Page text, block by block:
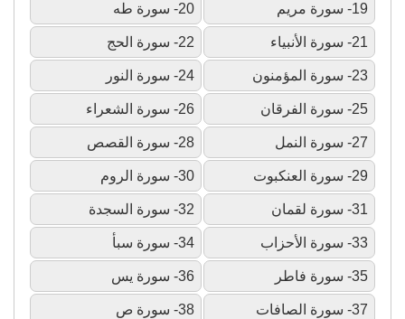
19- سورة مريم 20- سورة طه
21- سورة الأنبياء 22- سورة الحج
23- سورة المؤمنون 24- سورة النور
25- سورة الفرقان 26- سورة الشعراء
27- سورة النمل 28- سورة القصص
29- سورة العنكبوت 30- سورة الروم
31- سورة لقمان 32- سورة السجدة
33- سورة الأحزاب 34- سورة سبأ
35- سورة فاطر 36- سورة يس
37- سورة الصافات 38- سورة ص